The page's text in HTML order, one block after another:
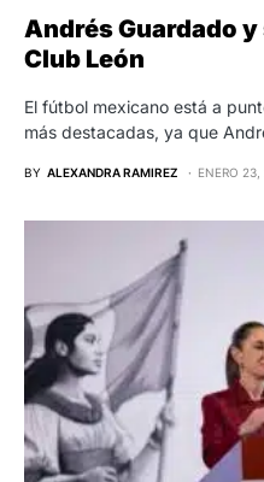
Andrés Guardado
Club León
El fútbol mexicano está a
más destacadas, ya que
BY ALEXANDRA RAMIREZ ENERO